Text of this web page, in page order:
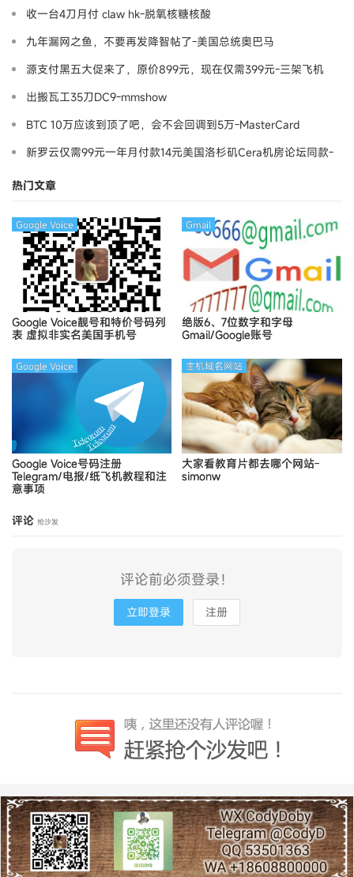
收一台4刀月付 claw hk-脱氧核糖核酸
九年漏网之鱼，不要再发降智帖了-美国总统奥巴马
源支付黑五大促来了，原价899元，现在仅需399元-三架飞机
出搬瓦工35刀DC9-mmshow
BTC 10万应该到顶了吧，会不会回调到5万-MasterCard
新罗云仅需99元一年月付款14元美国洛杉矶Cera机房论坛同款-
热门文章
Google Voice靓号和特价号码列
表 虚拟非实名美国手机号
Google Voice
绝版6、7位数字和字母
Gmail/Google账号
Gmail
Google Voice号码注册
Telegram/电报/纸飞机教程和注
意事项
Google Voice
大家看教育片都去哪个网站-
simonw
主机域名网站
评论 抢沙发
评论前必须登录！
立即登录 注册